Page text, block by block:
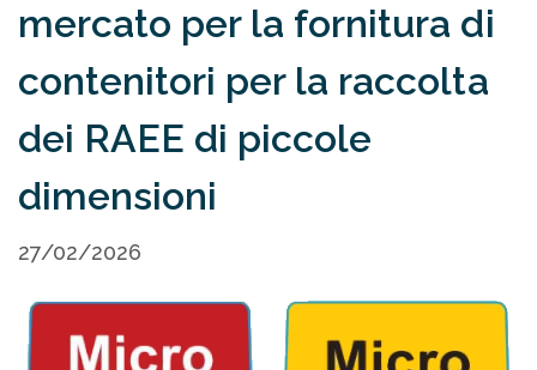
mercato per la fornitura di
contenitori per la raccolta
dei RAEE di piccole
dimensioni
27/02/2026